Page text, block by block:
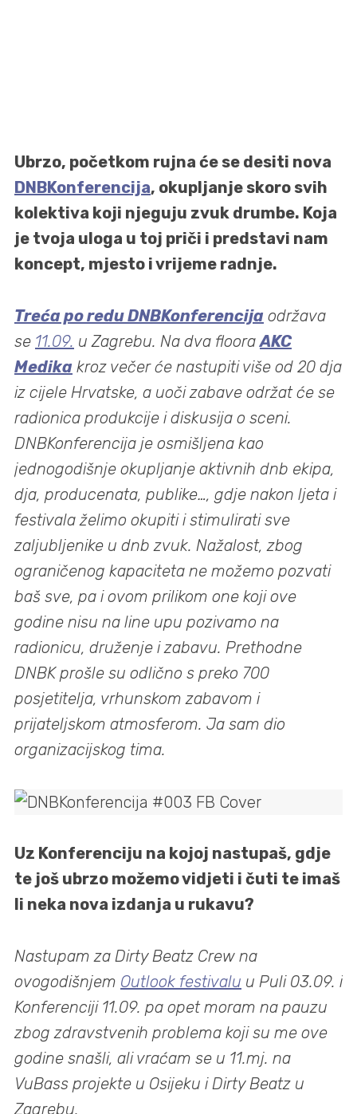
Ubrzo, početkom rujna će se desiti nova
DNBKonferencija, okupljanje skoro svih
kolektiva koji njeguju zvuk drumbe. Koja
je tvoja uloga u toj priči i predstavi nam
koncept, mjesto i vrijeme radnje.
Treća po redu DNBKonferencija održava
se 11.09. u Zagrebu. Na dva flooraAKC
Medika kroz večer će nastupiti više od 20 dja
iz cijele Hrvatske, a uoči zabave održat će se
radionica produkcije i diskusija o sceni.
DNBKonferencija je osmišljena kao
jednogodišnje okupljanje aktivnih dnb ekipa,
dja, producenata, publike…, gdje nakon ljeta i
festivala želimo okupiti i stimulirati sve
zaljubljenike u dnb zvuk. Nažalost, zbog
ograničenog kapaciteta ne možemo pozvati
baš sve, pa i ovom prilikom one koji ove
godine nisu na line upu pozivamo na
radionicu, druženje i zabavu. Prethodne
DNBK prošle su odlično s preko 700
posjetitelja, vrhunskom zabavom i
prijateljskom atmosferom. Ja sam dio
organizacijskog tima.
Uz Konferenciju na kojoj nastupaš, gdje
te još ubrzo možemo vidjeti i čuti te imaš
li neka nova izdanja u rukavu?
Nastupam za Dirty Beatz Crew na
ovogodišnjem Outlook festivalu u Puli 03.09. i
Konferenciji 11.09. pa opet moram na pauzu
zbog zdravstvenih problema koji su me ove
godine snašli, ali vraćam se u 11.mj. na
VuBass projekte u Osijeku i Dirty Beatz u
Zagrebu.